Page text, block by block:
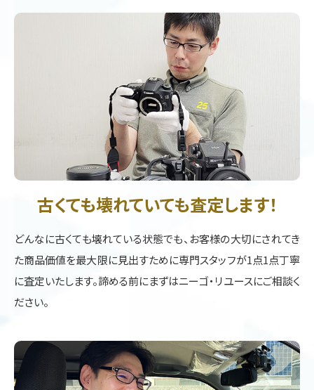
古くても壊れていても査定します！
どんなに古くても壊れている状態でも、お客様の大切にされてき
た商品価値を最大限に見出すために専門スタッフが1点1点丁寧
に査定いたします。諦める前にまずはニーゴ・リユースにご相談く
ださい。